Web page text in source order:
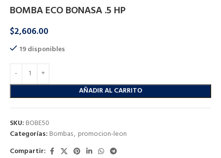
BOMBA ECO BONASA .5 HP
$2,606.00
19 disponibles
AÑADIR AL CARRITO
SKU: BOBE50
Categorías: Bombas, promocion-leon
Compartir: